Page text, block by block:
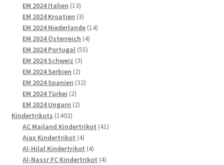
EM 2024 Italien 1313
Produkte
EM 2024 Kroatien 33
Produkte
EM 2024 Niederlande 1414
EM 2024 Österreich 44
EM 2024 Portugal 5555
EM 2024 Schweiz 33
EM 2024 Serbien 22
Produkte
EM 2024 Spanien 3232
EM 2024 Türkei 22
Produkte
EM 2024 Ungarn 22
Kindertrikots 14021402
Produkte
AC Mailand Kindertrikot 4141
Ajax Kindertrikot 44
Produkte
Al-Hilal Kindertrikot 44
Produkte
Al-Nassr FC Kindertrikot 44